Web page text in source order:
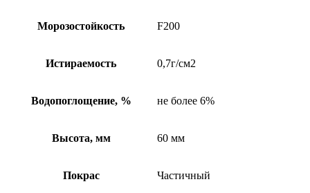
Морозостойкость F200
Истираемость 0,7г/см2
Водопоглощение, % не более 6%
Высота, мм 60 мм
Покрас Частичный